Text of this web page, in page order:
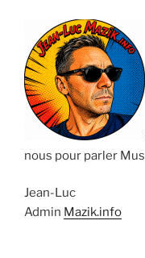
nous pour parler
Jean-Luc
Admin Mazik.info